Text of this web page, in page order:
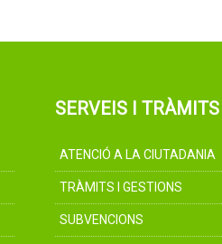
SERVEIS I TRÀMITS
ATENCIÓ A LA CIUTADANIA
TRÀMITS I GESTIONS
SUBVENCIONS